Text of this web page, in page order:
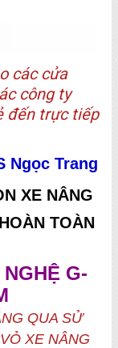
các cửa
công ty
đến trực tiếp
Ngọc Trang
XE NÂNG
TOÀN
G-
QUA SỬ
XE NÂNG